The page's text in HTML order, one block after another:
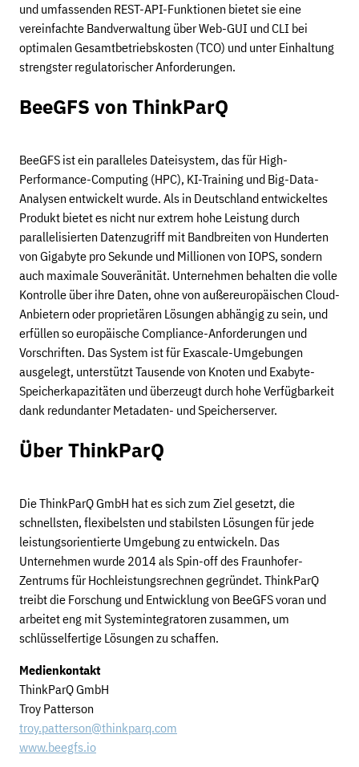
und umfassenden REST-API-Funktionen bietet sie eine
vereinfachte Bandverwaltung über Web-GUI und CLI bei
optimalen Gesamtbetriebskosten (TCO) und unter Einhaltung
strengster regulatorischer Anforderungen.
BeeGFS von ThinkParQ
BeeGFS ist ein paralleles Dateisystem, das für High-
Performance-Computing (HPC), KI-Training und Big-Data-
Analysen entwickelt wurde. Als in Deutschland entwickeltes
Produkt bietet es nicht nur extrem hohe Leistung durch
parallelisierten Datenzugriff mit Bandbreiten von Hunderten
von Gigabyte pro Sekunde und Millionen von IOPS, sondern
auch maximale Souveränität. Unternehmen behalten die volle
Kontrolle über ihre Daten, ohne von außereuropäischen Cloud-
Anbietern oder proprietären Lösungen abhängig zu sein, und
erfüllen so europäische Compliance-Anforderungen und
Vorschriften. Das System ist für Exascale-Umgebungen
ausgelegt, unterstützt Tausende von Knoten und Exabyte-
Speicherkapazitäten und überzeugt durch hohe Verfügbarkeit
dank redundanter Metadaten- und Speicherserver.
Über ThinkParQ
Die ThinkParQ GmbH hat es sich zum Ziel gesetzt, die
schnellsten, flexibelsten und stabilsten Lösungen für jede
leistungsorientierte Umgebung zu entwickeln. Das
Unternehmen wurde 2014 als Spin-off des Fraunhofer-
Zentrums für Hochleistungsrechnen gegründet. ThinkParQ
treibt die Forschung und Entwicklung von BeeGFS voran und
arbeitet eng mit Systemintegratoren zusammen, um
schlüsselfertige Lösungen zu schaffen.
Medienkontakt
ThinkParQ GmbH
Troy Patterson
troy.patterson@thinkparq.com
www.beegfs.io